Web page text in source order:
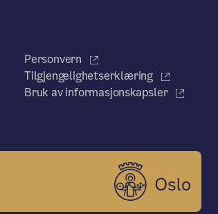
Personvern
Tilgjengelighetserklæring
Bruk av informasjonskapsler